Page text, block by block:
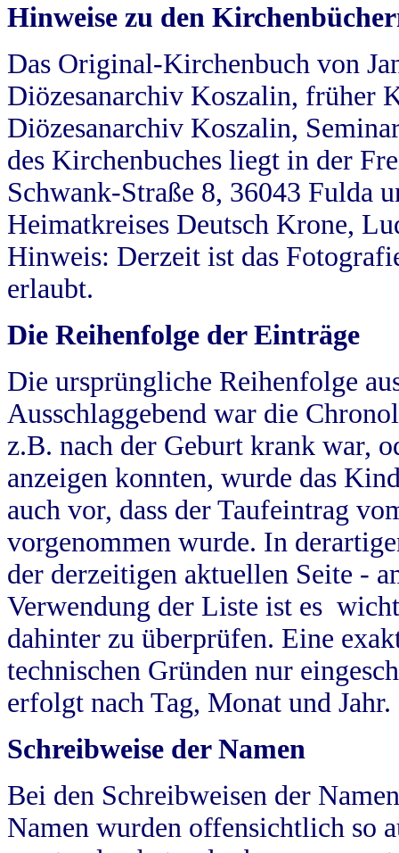
Hinweise zu den
Das Original-Kirchenbuch von
Diözesanarchiv Koszalin, früher
Diözesanarchiv Koszalin,
des Kirchenbuches liegt in der
Schwank-Straße 8, 36043 Fulda
Heimatkreises Deutsch Krone,
Hinweis: Derzeit ist das
erlaubt.
Die Reihenfolge der Einträge
Die ursprüngliche Reihenfolge
Ausschlaggebend war die
z.B. nach der Geburt krank war,
anzeigen konnten, wurde das
auch vor, dass der Taufeintrag
vorgenommen wurde. In
der derzeitigen aktuellen Seite -
Verwendung der Liste ist es
dahinter zu überprüfen. Eine
technischen Gründen nur
erfolgt nach Tag, Monat und Jahr.
Schreibweise der Namen
Bei den Schreibweisen der
Namen wurden offensichtlich so